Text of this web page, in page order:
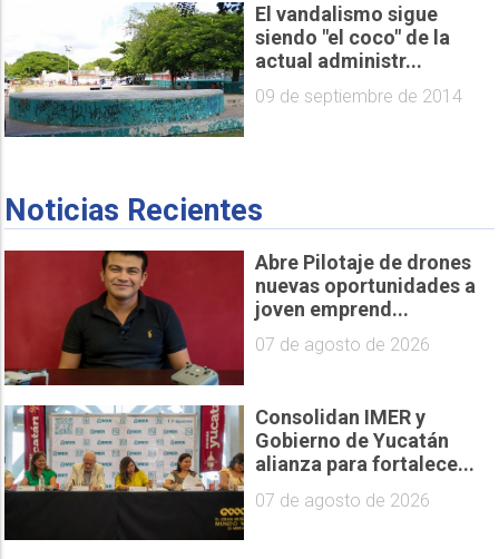
El vandalismo sigue
siendo "el coco" de la
actual administr...
09 de septiembre de 2014
Noticias Recientes
Abre Pilotaje de drones
nuevas oportunidades a
joven emprend...
07 de agosto de 2026
Consolidan IMER y
Gobierno de Yucatán
alianza para fortalece...
07 de agosto de 2026